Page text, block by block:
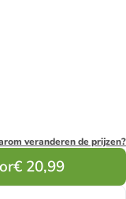
veranderen de prijzen?
€ 20,99